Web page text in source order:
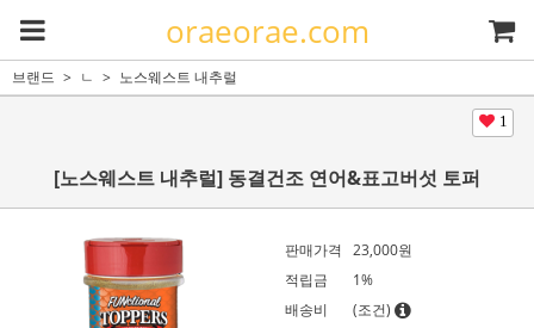
oraeorae.com
브랜드 ㄴ 노스웨스트 내추럴
1
[노스웨스트 내추럴] 동결건조 연어&표고버섯 토퍼
판매가격 23,000원
적립금
1%
배송비
(조건)